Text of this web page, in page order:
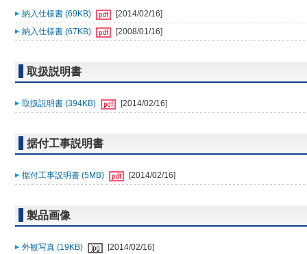
納入仕様書 (69KB)
[2014/02/16]
納入仕様書 (67KB)
[2008/01/16]
取扱説明書
取扱説明書 (394KB) [2014/02/16]
据付工事説明書
据付工事説明書 (5MB) [2014/02/16]
製品画像
外観写真 (19KB) [2014/02/16]